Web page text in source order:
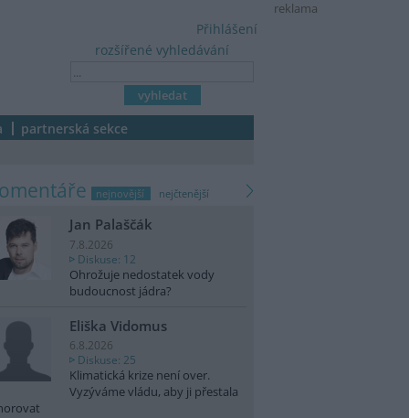
reklama
rozšířené vyhledávání
Přihlášení
partnerská sekce
nejnovější nejčtenější
Jan Palaščák
7.8.2026
Diskuse: 12
Ohrožuje nedostatek vody
budoucnost jádra?
Eliška Vidomus
6.8.2026
Diskuse: 25
Klimatická krize není over.
Vyzýváme vládu, aby ji přestala